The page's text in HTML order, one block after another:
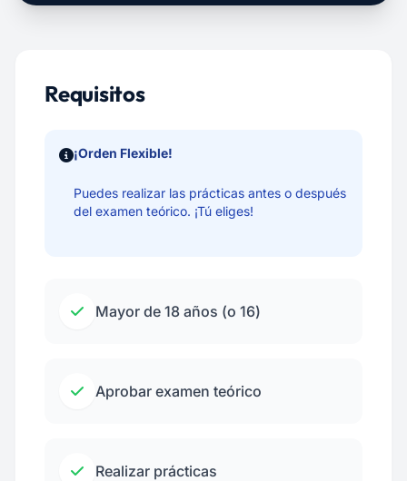
Requisitos
¡Orden Flexible!
Puedes realizar las prácticas antes o después
del examen teórico. ¡Tú eliges!
Mayor de 18 años (o 16)
Aprobar examen teórico
Realizar prácticas